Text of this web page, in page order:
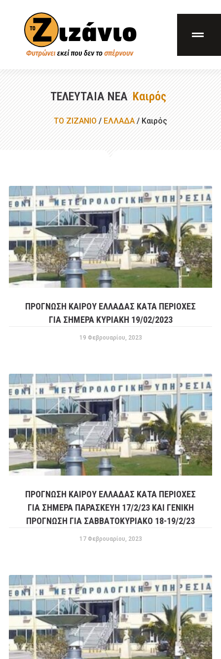
ΤΕΛΕΥΤΑΊΑ ΝΈΑ Καιρός
ΤΟ ΖΙΖΑΝΙΟ / ΕΛΛΑΔA / Καιρός
ΠΡΟΓΝΩΣΗ ΚΑΙΡΟΥ ΕΛΛΑΔΑΣ ΚΑΤΑ ΠΕΡΙΟΧΕΣ
ΓΙΑ ΣΗΜΕΡΑ ΚΥΡΙΑΚΗ 19/02/2023
19 Φεβρουαρίου, 2023
ΠΡΟΓΝΩΣΗ ΚΑΙΡΟΥ ΕΛΛΑΔΑΣ ΚΑΤΑ ΠΕΡΙΟΧΕΣ
ΓΙΑ ΣΗΜΕΡΑ ΠΑΡΑΣΚΕΥΗ 17/2/23 ΚΑΙ ΓΕΝΙΚΗ
ΠΡΟΓΝΩΣΗ ΓΙΑ ΣΑΒΒΑΤΟΚΥΡΙΑΚΟ 18-19/2/23
17 Φεβρουαρίου, 2023